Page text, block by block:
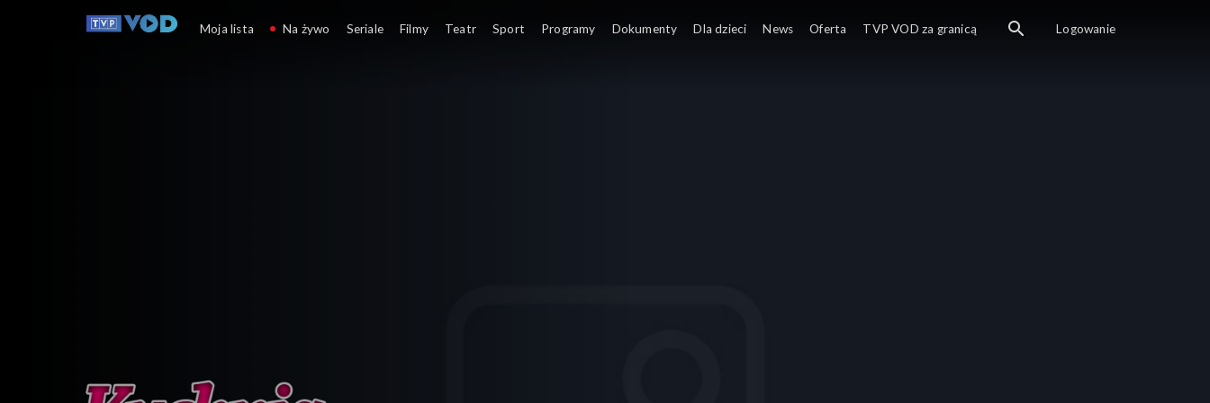
Moja lista Na żywo Seriale Filmy Teatr Sport Programy Dokumenty Dla dzieci News Oferta TVP VOD za granicą Logowanie